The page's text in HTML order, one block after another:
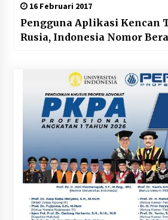
16 Februari 2017
Pengguna Aplikasi Kencan
Rusia, Indonesia Nomor